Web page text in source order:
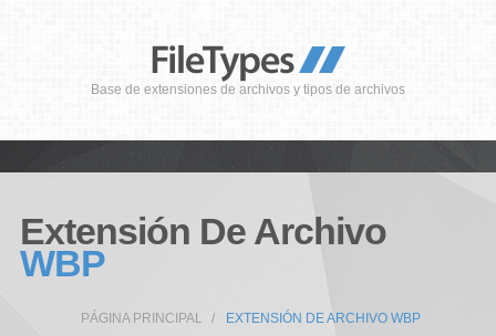
Base de extensiones de archivos y tipos de archivos
Extensión De Archivo
WBP
PÁGINA PRINCIPAL EXTENSIÓN DE ARCHIVO WBP